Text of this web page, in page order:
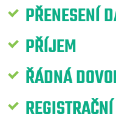
PŘENESENÍ
PŘÍJEM
ŘÁDNÁ